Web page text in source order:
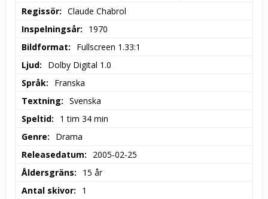
Regissör
Claude Chabrol
Inspelningsår
1970
Bildformat
Fullscreen 1.33:1
Ljud
Dolby Digital 1.0
Språk
Franska
Textning
Svenska
Speltid
1 tim 34 min
Genre
Drama
Releasedatum
2005-02-25
Åldersgräns
15 år
Antal skivor
1